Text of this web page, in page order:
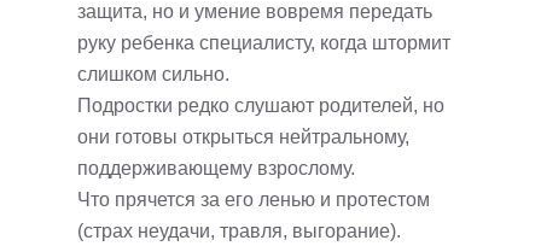
защита, но и умение вовремя передать
руку ребенка специалисту, когда штормит
слишком сильно.
Подростки редко слушают родителей, но
они готовы открыться нейтральному,
поддерживающему взрослому.
Что прячется за его ленью и протестом
(страх неудачи, травля, выгорание).